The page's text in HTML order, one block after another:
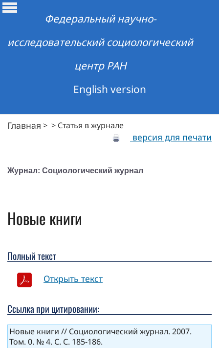
Федеральный научно-
исследовательский социологический
центр РАН
English version
Главная > > Статья в журнале
версия для печати
Журнал: Социологический журнал
Новые книги
Полный текст
Открыть текст
Ссылка при цитировании:
Новые книги // Социологический журнал. 2007.
Том. 0. № 4. С. С. 185-186.